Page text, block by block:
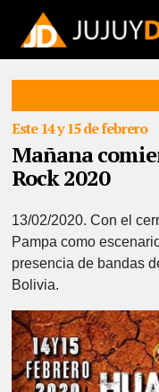
Este 14 y 15 de febrero
Mañana
Rock 2020
13/02/2020. Con el
Pampa como
presencia de bandas
Bolivia.